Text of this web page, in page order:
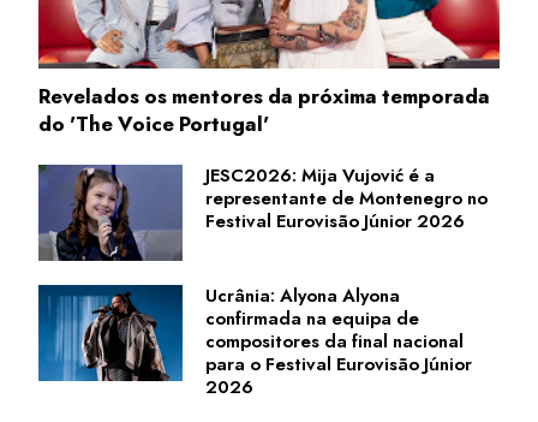
Revelados os mentores da próxima temporada
do 'The Voice Portugal'
JESC2026: Mija Vujović é a
representante de Montenegro no
Festival Eurovisão Júnior 2026
Ucrânia: Alyona Alyona
confirmada na equipa de
compositores da final nacional
para o Festival Eurovisão Júnior
2026